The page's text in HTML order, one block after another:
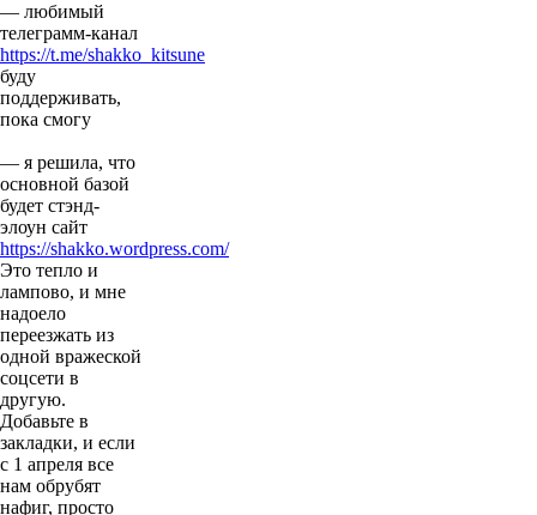
— любимый
телеграмм-канал
https://t.me/shakko_kitsune
буду
поддерживать,
пока смогу
— я решила, что
основной базой
будет стэнд-
элоун сайт
https://shakko.wordpress.com/
Это тепло и
лампово, и мне
надоело
переезжать из
одной вражеской
соцсети в
другую.
Добавьте в
закладки, и если
с 1 апреля все
нам обрубят
нафиг, просто